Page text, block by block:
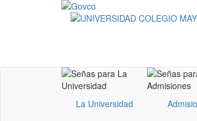
La Universidad